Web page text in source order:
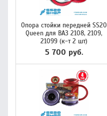
Опора стойки передней SS20
Queen для ВАЗ 2108, 2109,
21099 (к-т 2 шт)
5 700 руб.